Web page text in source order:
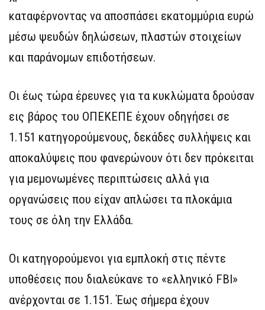
καταφέρνοντας να αποσπάσει εκατομμύρια ευρώ
μέσω ψευδών δηλώσεων, πλαστών στοιχείων
και παράνομων επιδοτήσεων.
Οι έως τώρα έρευνες για τα κυκλώματα δρούσαν
εις βάρος του ΟΠΕΚΕΠΕ έχουν οδηγήσει σε
1.151 κατηγορούμενους, δεκάδες συλλήψεις και
αποκαλύψεις που φανερώνουν ότι δεν πρόκειται
για μεμονωμένες περιπτώσεις αλλά για
οργανώσεις που είχαν απλώσει τα πλοκάμια
τους σε όλη την Ελλάδα.
Οι κατηγορούμενοι για εμπλοκή στις πέντε
υποθέσεις που διαλεύκανε το «ελληνικό FBI»
ανέρχονται σε 1.151. Έως σήμερα έχουν